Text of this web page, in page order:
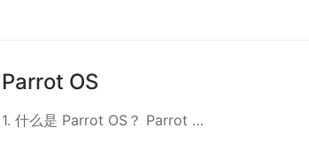
Parrot OS
1. 什么是 Parrot OS？ Parrot …